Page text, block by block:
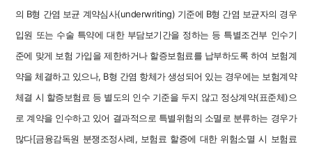
의 B형 간염 보균 계약심사(underwriting) 기준에 B형 간염 보균자의 경우
입원 또는 수술 특약에 대한 부담보기간을 정하는 등 특별조건부 인수기
준에 맞게 보험 가입을 제한하거나 할증보험료를 납부하도록 하여 보험계
약을 체결하고 있으나, B형 간염 항체가 생성되어 있는 경우에는 보험계약
체결 시 할증보험료 등 별도의 인수 기준을 두지 않고 정상계약(표준체)으
로 계약을 인수하고 있어 결과적으로 특별위험의 소멸로 분류하는 경우가
많다[금융감독원 분쟁조정사례, 보험료 할증에 대한 위험소멸 시 보험료